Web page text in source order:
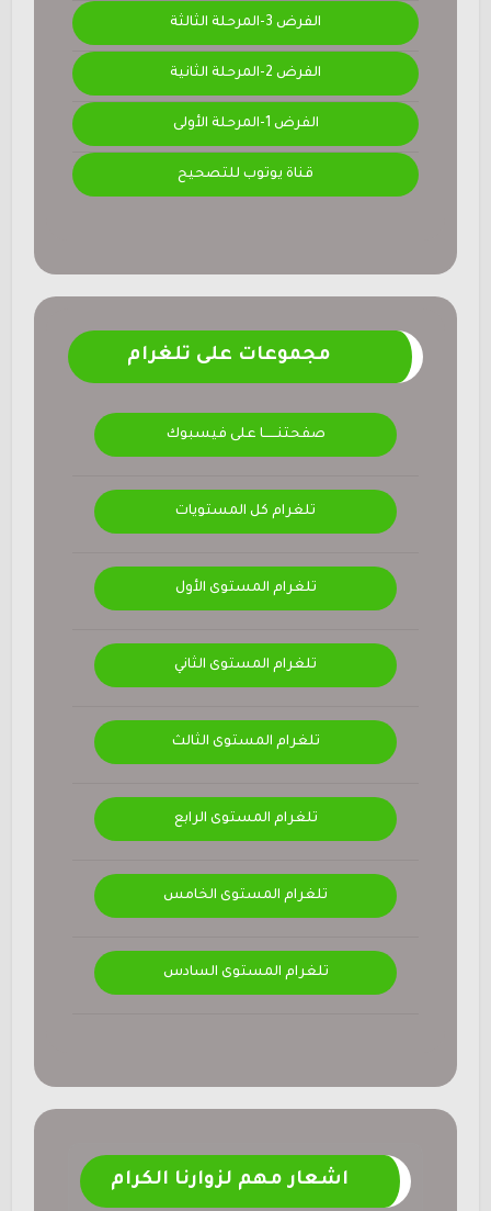
الفرض 3-المرحلة الثالثة
الفرض 2-المرحلة الثانية
الفرض 1-المرحلة الأولى
قناة يوتوب للتصحيح
مجموعات على تلغرام
صفحتنــــــا على فيسبوك
تلغرام كل المستويات
تلغرام المستوى الأول
تلغرام المستوى الثاني
تلغرام المستوى الثالث
تلغرام المستوى الرابع
تلغرام المستوى الخامس
تلغرام المستوى السادس
اشعار مهم لزوارنا الكرام